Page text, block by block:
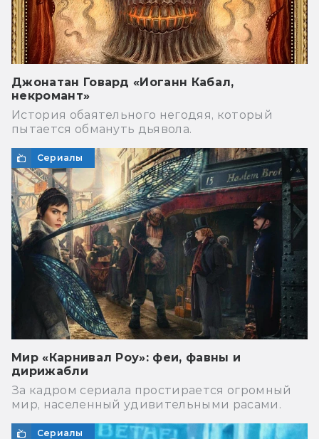
Джонатан Говард «Иоганн Кабал,
некромант»
История обаятельного негодяя, который
пытается обмануть дьявола.
Сериалы
Мир «Карнивал Роу»: феи, фавны и
дирижабли
За кадром сериала простирается огромный
мир, населенный удивительными расами.
Сериалы